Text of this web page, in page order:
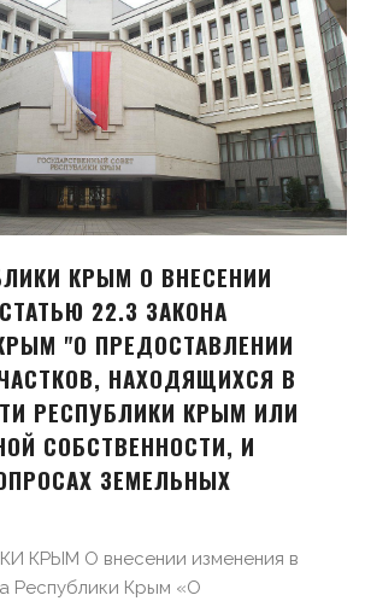
КРЫМ О ВНЕСЕНИИ
22.3 ЗАКОНА
"О ПРЕДОСТАВЛЕНИИ
НАХОДЯЩИХСЯ В
РЕСПУБЛИКИ КРЫМ ИЛИ
СОБСТВЕННОСТИ, И
ЗЕМЕЛЬНЫХ
КРЫМ О внесении изменения в
Республики Крым «О